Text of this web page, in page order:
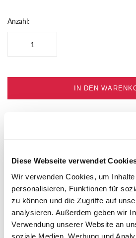
Diese Webseite verwendet
Wir verwenden Cookies, um
personalisieren, Funktionen für
zu können und die Zugriffe auf
analysieren. Außerdem geben wir
Verwendung unserer Website an
soziale Medien, Werbung und
Anzahl:
IN DEN
beistehen: Nutzen Sie unser neues
Ihre Worte auszudrücken. Mit
Impulsen und Bildern.
HERSTELLERINFO